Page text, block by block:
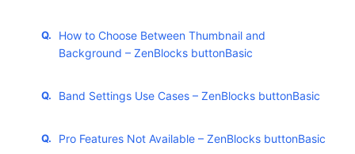
How to Choose Between Thumbnail and
Background – ZenBlocks buttonBasic
Band Settings Use Cases – ZenBlocks buttonBasic
Pro Features Not Available – ZenBlocks buttonBasic